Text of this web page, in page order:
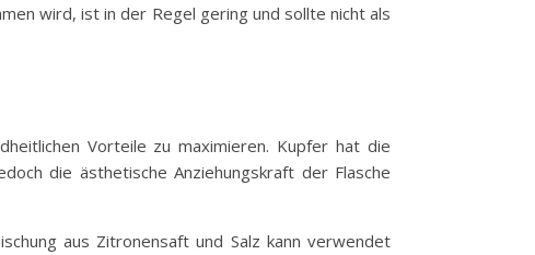
wird, ist in der Regel gering und sollte nicht als
Vorteile zu maximieren. Kupfer hat die
die ästhetische Anziehungskraft der Flasche
aus Zitronensaft und Salz kann verwendet